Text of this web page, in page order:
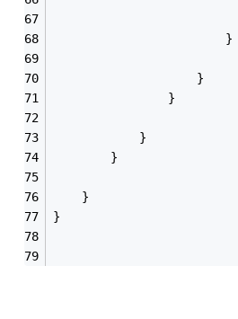
                        }
                    }
                }
            }
        }
    }
}